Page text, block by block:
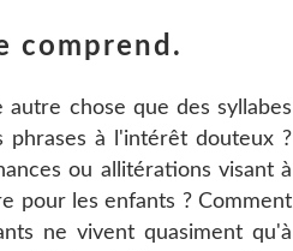
comprend.
chose que des syllabes
phrases à l'intérêt douteux ?
ou allitérations visant à
pour les enfants ? Comment
ne vivent quasiment qu'à